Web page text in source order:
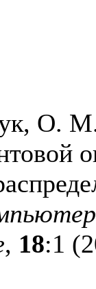
О. М.
, 18:1